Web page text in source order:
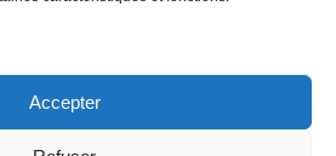
Accepter